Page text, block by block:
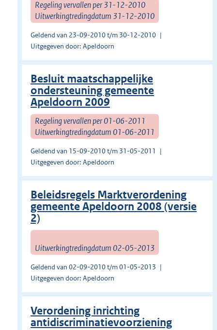
Regeling vervallen per 31-12-2010
Uitwerkingtredingdatum 31-12-2010
Geldend van 23-09-2010 t/m 30-12-2010
Uitgegeven door: Apeldoorn
Besluit maatschappelijke
ondersteuning gemeente
Apeldoorn 2009
Regeling vervallen per 01-06-2011
Uitwerkingtredingdatum 01-06-2011
Geldend van 15-09-2010 t/m 31-05-2011
Uitgegeven door: Apeldoorn
Beleidsregels Marktverordening
gemeente Apeldoorn 2008 (versie
2)
Uitwerkingtredingdatum 02-05-2013
Geldend van 02-09-2010 t/m 01-05-2013
Uitgegeven door: Apeldoorn
Verordening inrichting
antidiscriminatievoorziening